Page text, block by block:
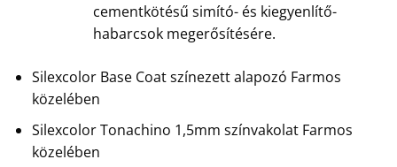
cementkötésű simító- és kiegyenlítő-
habarcsok megerősítésére.
Silexcolor Base Coat színezett alapozó Farmos
közelében
Silexcolor Tonachino 1,5mm színvakolat Farmos
közelében